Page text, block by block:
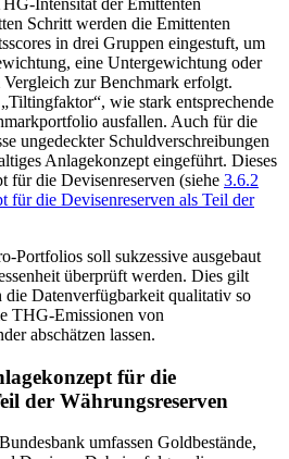
Schritt werden die Emittenten
in drei Gruppen eingestuft, um
eine Untergewichtung oder
Vergleich zurBenchmark erfolgt.
wie stark entsprechende
ausfallen. Auch für die
ungedeckter Schuldverschreibungen
Anlagekonzept eingeführt. Dieses
für die Devisenreserven (siehe 3.6.2
für die Devisenreserven als Teil der
Portfolios soll sukzessive ausgebaut
überprüft werden. Dies gilt
die Datenverfügbarkeit qualitativ so
THG-Emissionen von
abschätzen lassen.
für die
der Währungsreserven
umfassen Goldbestände,